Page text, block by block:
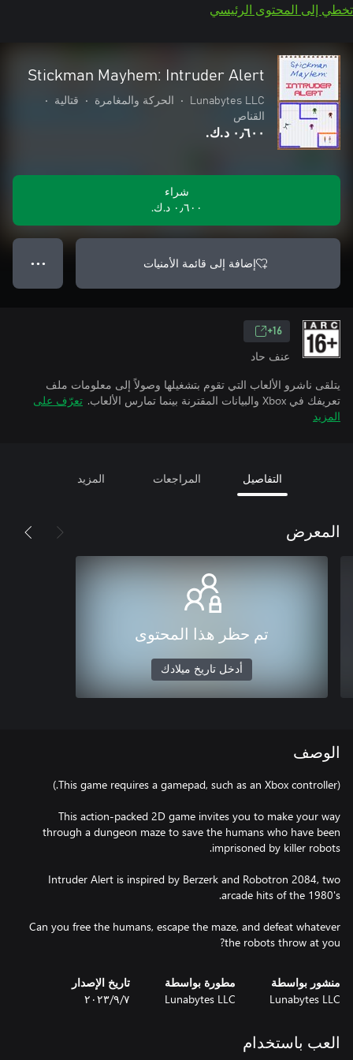
تخطي إلى المحتوى الرئيسي
Stickman Mayhem: Intruder Alert
Lunabytes LLC
• الحركة والمغامرة • قتالية
•
القناص
٠٫٦٠٠ د.ك.‏
شراء
٠٫٦٠٠ د.ك.‏
إضافة إلى قائمة الأمنيات ● ● ●
16+
عنف حاد
يتلقى ناشرو الألعاب التي تقوم بتشغيلها وصولاً إلى معلومات ملف
تعريفك في Xbox والبيانات المقترنة بينما تمارس الألعاب.
تعرّف على
المزيد
التفاصيل المراجعات المزيد
المعرض
تم حظر هذا المحتوى
أدخل تاريخ ميلادك
الوصف
This action-packed 2D game invites you to make your way
through a dungeon maze to save the humans who have been
Intruder Alert is inspired by Berzerk and Robotron 2084, two
Can you free the humans, escape the maze, and defeat whatever
the robots throw at you?
منشور بواسطة
Lunabytes LLC
مطورة بواسطة
Lunabytes LLC
تاريخ الإصدار
٧‏/٩‏/٢٠٢٣
العب باستخدام